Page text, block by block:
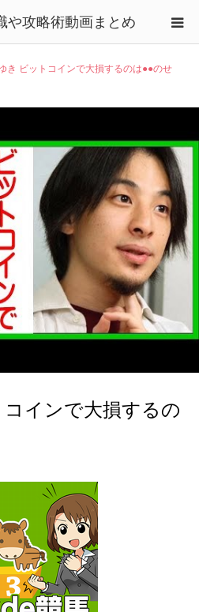
や攻略術動画まとめ
き ビットコインで大損するのは●●のせ
インで大損するの